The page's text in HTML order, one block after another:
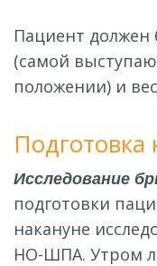
Пациент должен
(самой
положении) и
Исследование
подготовки
накануне
НО-ШПА. Утром